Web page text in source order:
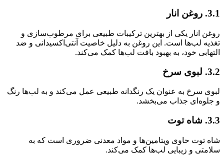
3.1. روغن انار
روغن انار یکی از بهترین ترکیبات طبیعی برای مرطوب‌سازی و
تغذیه لب‌ها است. این روغن به دلیل خاصیت آنتی‌اکسیدانی و ضد
التهابی خود، به بهبود بافت لب‌ها کمک می‌کند.
3.2. لبوی سرخ
لبوی سرخ به عنوان یک رنگدانه طبیعی عمل می‌کند و به لب‌ها رنگ
و جلوه‌ای جذاب می‌بخشد.
3.3. شاه توت
شاه توت حاوی ویتامین‌ها و مواد معدنی ضروری است که به
سلامتی و زیبایی لب‌ها کمک می‌کند.